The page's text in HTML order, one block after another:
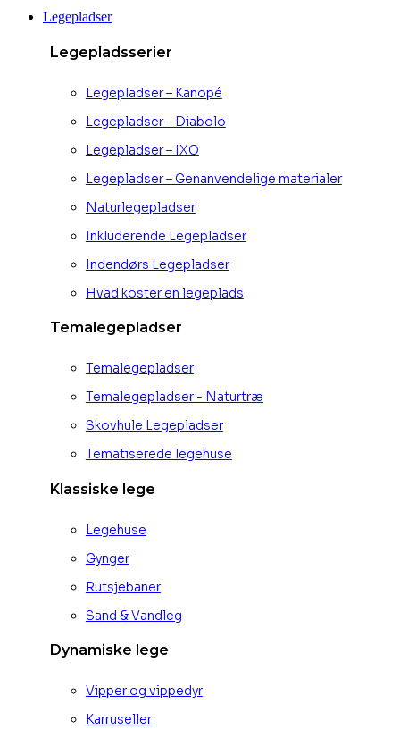
Legepladser
Legepladsserier
Legepladser – Kanopé
Legepladser – Diabolo
Legepladser – IXO
Legepladser – Genanvendelige materialer
Naturlegepladser
Inkluderende Legepladser
Indendørs Legepladser
Hvad koster en legeplads
Temalegepladser
Temalegepladser
Temalegepladser - Naturtræ
Skovhule Legepladser
Tematiserede legehuse
Klassiske lege
Legehuse
Gynger
Rutsjebaner
Sand & Vandleg
Dynamiske lege
Vipper og vippedyr
Karruseller